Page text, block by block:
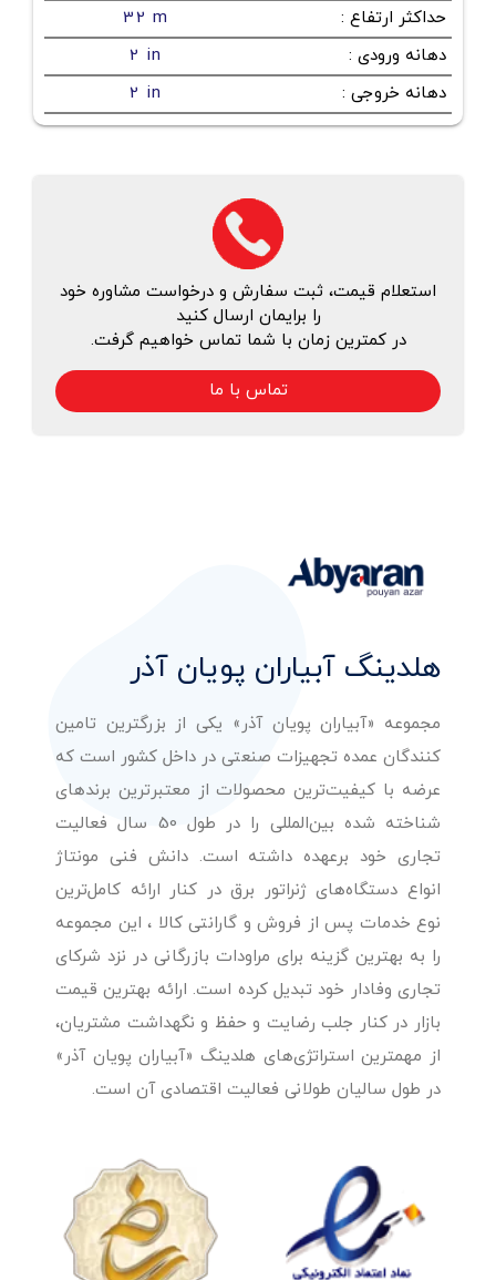
حداکثر ارتفاع :
32 m
دهانه ورودی :
2 in
دهانه خروجی :
2 in
استعلام قیمت، ثبت سفارش و درخواست مشاوره خود
را برایمان ارسال کنید
در کمترین زمان با شما تماس خواهیم گرفت.
تماس با ما
هلدینگ آبیاران پویان آذر
مجموعه «آبیاران پویان آذر» یکی از بزرگترین تامین
کنندگان عمده تجهیزات صنعتی در داخل کشور است که
عرضه با کیفیت‌ترین محصولات از معتبرترین برندهای
شناخته شده بین‌المللی را در طول 50 سال فعالیت
تجاری خود برعهده داشته است. دانش فنی مونتاژ
انواع دستگاه‌های ژنراتور برق در کنار ارائه کامل‌ترین
نوع خدمات پس از فروش و گارانتی کالا ، این مجموعه
را به بهترین گزینه برای مراودات بازرگانی در نزد شرکای
تجاری وفادار خود تبدیل کرده است. ارائه بهترین قیمت
بازار در کنار جلب رضایت و حفظ و نگهداشت مشتریان،
از مهمترین استراتژی‌های هلدینگ «آبیاران پویان آذر»
در طول سالیان طولانی فعالیت اقتصادی آن است.